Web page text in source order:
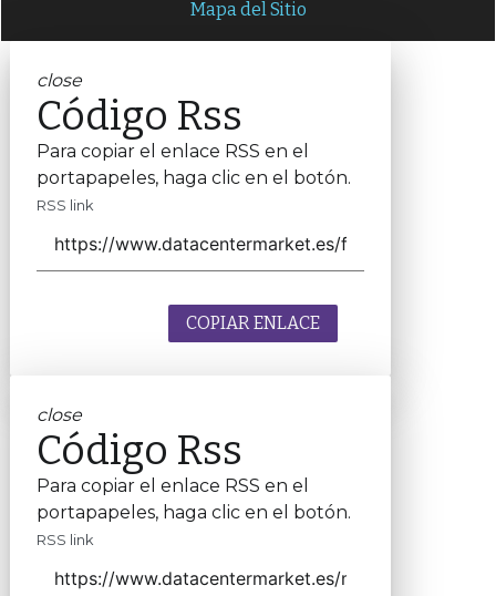
Mapa del Sitio
close
Código Rss
Para copiar el enlace RSS en el
portapapeles, haga clic en el botón.
RSS link
COPIAR ENLACE
close
Código Rss
Para copiar el enlace RSS en el
portapapeles, haga clic en el botón.
RSS link